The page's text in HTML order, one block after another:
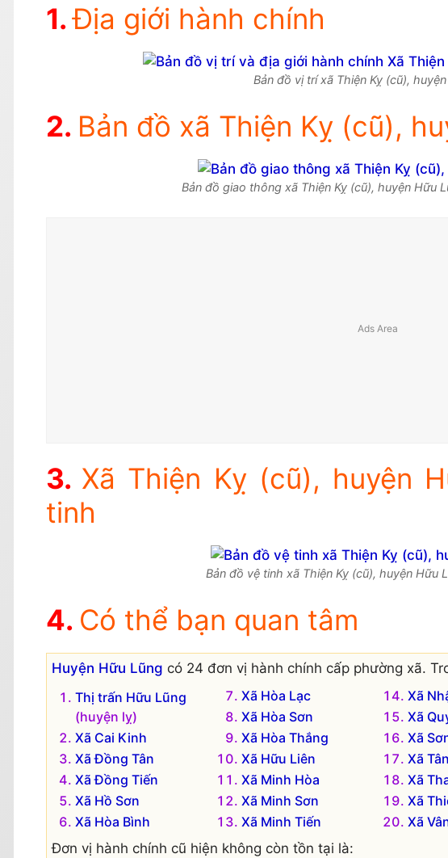
Địa giới hành chính
Bản đồ vị trí xã Thiện Kỵ (cũ),
Bản đồ xã Thiện Kỵ (cũ),
Bản đồ giao thông xã Thiện Kỵ (cũ), huyện Hữu
Xã Thiện Kỵ (cũ), huyện
tinh
Bản đồ vệ tinh xã Thiện Kỵ (cũ), huyện Hữu
Có thể bạn quan tâm
Huyện Hữu Lũng có 24 đơn vị hành chính cấp phường xã.
Thị trấn Hữu Lũng
(huyện lỵ)
Xã Cai Kinh
Xã Đồng Tân
Xã Đồng Tiến
Xã Hồ Sơn
Xã Hòa Bình
Xã Hòa Lạc
Xã Hòa Sơn
Xã Hòa Thắng
Xã Hữu Liên
Xã Minh Hòa
Xã Minh Sơn
Xã Minh Tiến
Xã
Xã
Xã
Xã
Xã
Xã
Xã
Đơn vị hành chính cũ hiện không còn tồn tại là: